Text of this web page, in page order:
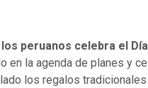
los peruanos celebra el
en la agenda de planes y
los regalos